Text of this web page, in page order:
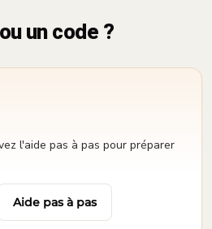
un code ?
l'aide pas à pas pour préparer
Aide pas à pas